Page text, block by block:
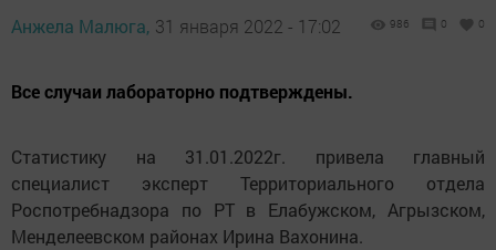
Анжела Малюга, 31 января 2022 - 17:02 986 0 0
Все случаи лабораторно подтверждены.
Статистику на 31.01.2022г. привела главный
специалист эксперт Территориального отдела
Роспотребнадзора по РТ в Елабужском, Агрызском,
Менделеевском районах Ирина Вахонина.